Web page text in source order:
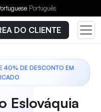
Português
DO CLIENTE
40% DE DESCONTO EM
Eslováquia